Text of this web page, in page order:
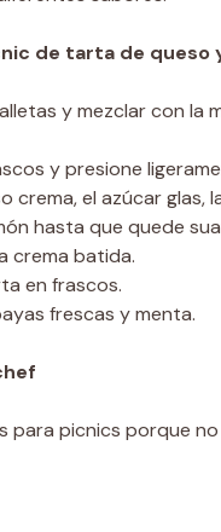
de tarta de queso
y mezclar con la
y presione
crema, el azúcar glas,
hasta que quede
crema batida.
en frascos.
frescas y menta.
para picnics porque